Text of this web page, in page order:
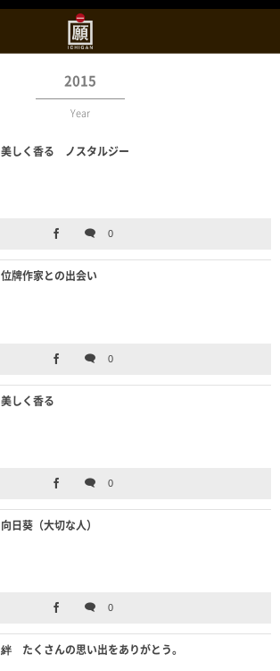
2015
Year
美しく香る ノスタルジー
0
位牌作家との出会い
0
美しく香る
0
向日葵（大切な人）
0
絆 たくさんの思い出をありがとう。